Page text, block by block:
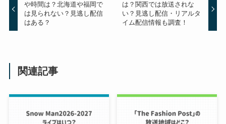
や時間は？北海道や福岡で
は見られない？見逃し配信
はある？
は？関西では放送されな
い？見逃し配信・リアルタ
イム配信情報も調査！
関連記事